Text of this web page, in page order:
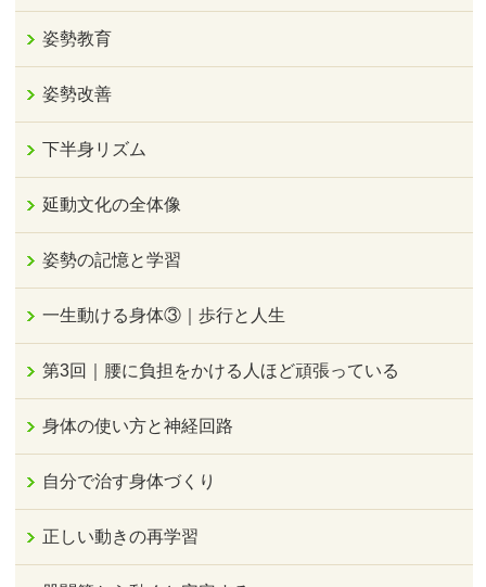
姿勢教育
姿勢改善
下半身リズム
延動文化の全体像
姿勢の記憶と学習
一生動ける身体③｜歩行と人生
第3回｜腰に負担をかける人ほど頑張っている
身体の使い方と神経回路
自分で治す身体づくり
正しい動きの再学習